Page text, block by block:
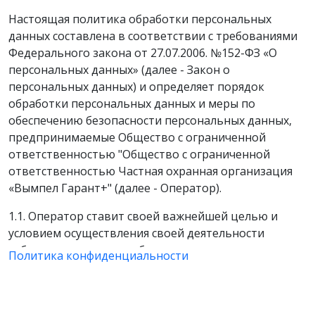
Настоящая политика обработки персональных
данных составлена в соответствии с требованиями
Федерального закона от 27.07.2006. №152-ФЗ «О
персональных данных» (далее - Закон о
персональных данных) и определяет порядок
обработки персональных данных и меры по
обеспечению безопасности персональных данных,
предпринимаемые Общество с ограниченной
ответственностью "Общество с ограниченной
ответственностью Частная охранная организация
«Вымпел Гарант+" (далее - Оператор).
1.1. Оператор ставит своей важнейшей целью и
условием осуществления своей деятельности
соблюдение прав и свобод человека и гражданина
при обработке его персональных данных, в том
Политика конфиденциальности